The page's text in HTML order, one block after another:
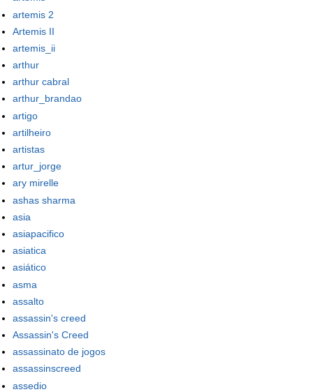
artemis 2
Artemis II
artemis_ii
arthur
arthur cabral
arthur_brandao
artigo
artilheiro
artistas
artur_jorge
ary mirelle
ashas sharma
asia
asiapacifico
asiatica
asiático
asma
assalto
assassin's creed
Assassin's Creed
assassinato de jogos
assassinscreed
assedio